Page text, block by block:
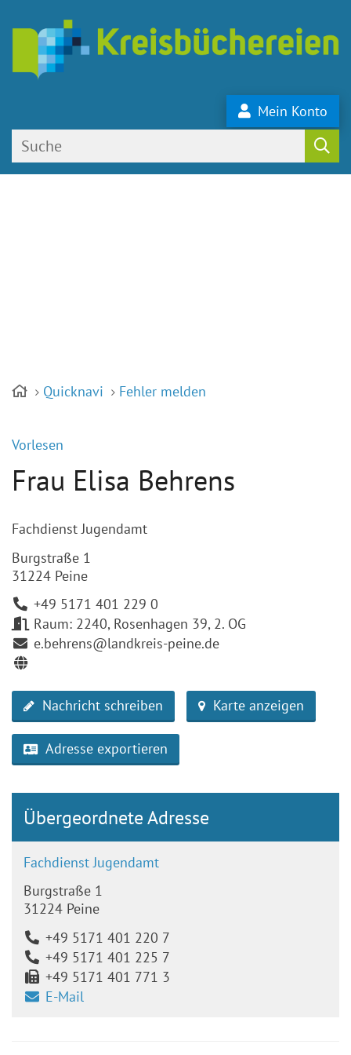
Mein Konto
Quicknavi Fehler melden
Vorlesen
Frau Elisa Behrens
Fachdienst Jugendamt
Burgstraße 1
31224 Peine
+49 5171 401 229 0
Raum: 2240, Rosenhagen 39, 2. OG
e.behrens@landkreis-peine.de
Nachricht schreiben Karte anzeigen
Adresse exportieren
Übergeordnete Adresse
Fachdienst Jugendamt
Burgstraße 1
31224 Peine
+49 5171 401 220 7
+49 5171 401 225 7
+49 5171 401 771 3
E-Mail